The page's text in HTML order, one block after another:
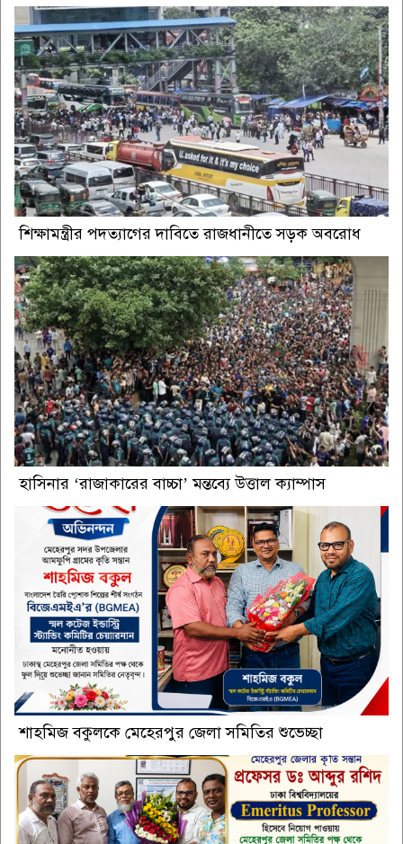
শিক্ষামন্ত্রীর পদত্যাগের দাবিতে রাজধানীতে সড়ক অবরোধ
হাসিনার ‘রাজাকারের বাচ্চা’ মন্তব্যে উত্তাল ক্যাম্পাস
শাহমিজ বকুলকে মেহেরপুর জেলা সমিতির শুভেচ্ছা